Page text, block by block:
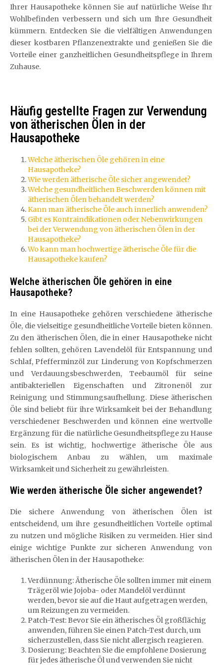
Ihrer Hausapotheke können Sie auf natürliche Weise Ihr
Wohlbefinden verbessern und sich um Ihre Gesundheit
kümmern. Entdecken Sie die vielfältigen Anwendungen
dieser kostbaren Pflanzenextrakte und genießen Sie die
Vorteile einer ganzheitlichen Gesundheitspflege in Ihrem
Zuhause.
Häufig gestellte Fragen zur Verwendung
von ätherischen Ölen in der
Hausapotheke
Welche ätherischen Öle gehören in eine
Hausapotheke?
Wie werden ätherische Öle sicher angewendet?
Welche gesundheitlichen Beschwerden können mit
ätherischen Ölen behandelt werden?
Kann man ätherische Öle auch innerlich anwenden?
Gibt es Kontraindikationen oder Nebenwirkungen
bei der Verwendung von ätherischen Ölen in der
Hausapotheke?
Wo kann man hochwertige ätherische Öle für die
Hausapotheke kaufen?
Welche ätherischen Öle gehören in eine
Hausapotheke?
In eine Hausapotheke gehören verschiedene ätherische
Öle, die vielseitige gesundheitliche Vorteile bieten können.
Zu den ätherischen Ölen, die in einer Hausapotheke nicht
fehlen sollten, gehören Lavendelöl für Entspannung und
Schlaf, Pfefferminzöl zur Linderung von Kopfschmerzen
und Verdauungsbeschwerden, Teebaumöl für seine
antibakteriellen Eigenschaften und Zitronenöl zur
Reinigung und Stimmungsaufhellung. Diese ätherischen
Öle sind beliebt für ihre Wirksamkeit bei der Behandlung
verschiedener Beschwerden und können eine wertvolle
Ergänzung für die natürliche Gesundheitspflege zu Hause
sein. Es ist wichtig, hochwertige ätherische Öle aus
biologischem Anbau zu wählen, um maximale
Wirksamkeit und Sicherheit zu gewährleisten.
Wie werden ätherische Öle sicher angewendet?
Die sichere Anwendung von ätherischen Ölen ist
entscheidend, um ihre gesundheitlichen Vorteile optimal
zu nutzen und mögliche Risiken zu vermeiden. Hier sind
einige wichtige Punkte zur sicheren Anwendung von
ätherischen Ölen in der Hausapotheke:
Verdünnung: Ätherische Öle sollten immer mit einem
Trägeröl wie Jojoba- oder Mandelöl verdünnt
werden, bevor sie auf die Haut aufgetragen werden,
um Reizungen zu vermeiden.
Patch-Test: Bevor Sie ein ätherisches Öl großflächig
anwenden, führen Sie einen Patch-Test durch, um
sicherzustellen, dass Sie nicht allergisch reagieren.
Dosierung: Beachten Sie die empfohlene Dosierung
für jedes ätherische Öl und verwenden Sie nicht